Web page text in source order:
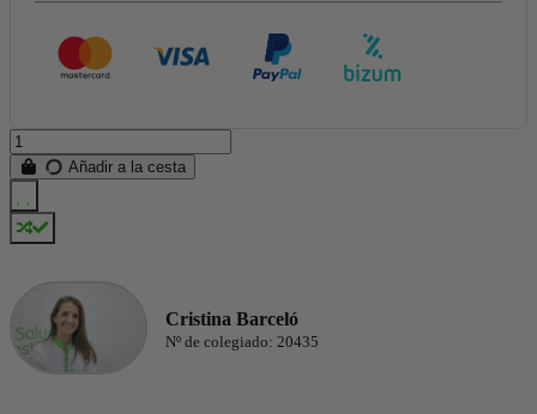
Añadir a la cesta
Cristina Barceló
Nº de colegiado: 20435